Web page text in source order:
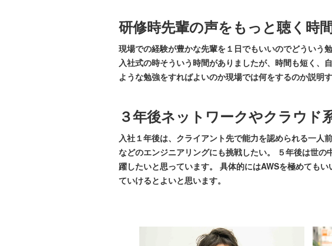
研修時先輩の声をもっと聴く時
現場での経験が豊かな先輩を１日でもいいのでどういう
入社式の時そういう時間がありましたが、時間も短く、
ような勉強をすればよいのか現場では何をするのか説明
３年後ネットワークやクラウ
入社１年後は、クライアント先で能力を認められる一人
などのエンジニアリングにも挑戦したい。 ５年後は世
躍したいと思っています。 具体的にはAWSを極めても
ていけるとよいと思います。